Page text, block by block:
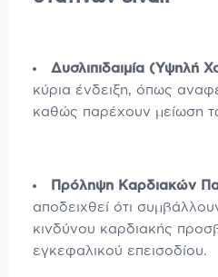
Δυσλιπιδαιμία (Υψηλή
κύρια ένδειξη, όπως
καθώς παρέχουν μείωση
Πρόληψη Καρδιακών
αποδειχθεί ότι
κινδύνου καρδιακής
εγκεφαλικού επεισοδίου.